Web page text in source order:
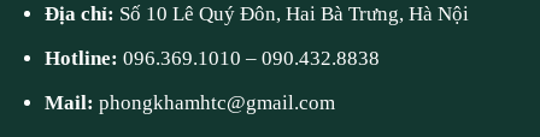
Địa chỉ: Số 10 Lê Quý Đôn, Hai Bà Trưng, Hà Nội
Hotline:096.369.1010 –090.432.8838
Mail:phongkhamhtc@gmail.com